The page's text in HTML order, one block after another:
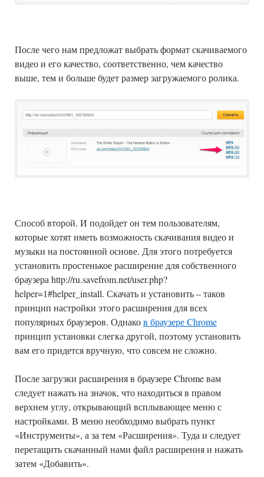
После чего нам предложат выбрать формат скачиваемого
видео и его качество, соответственно, чем качество
выше, тем и больше будет размер загружаемого ролика.
Способ второй. И подойдет он тем пользователям,
которые хотят иметь возможность скачивания видео и
музыки на постоянной основе. Для этого потребуется
установить простенькое расширение для собственного
браузера http://ru.savefrom.net/user.php?
helper=1#helper_install. Скачать и установить – таков
принцип настройки этого расширения для всех
популярных браузеров. Однаков браузере Chrome
принцип установки слегка другой, поэтому установить
вам его придется вручную, что совсем не сложно.
После загрузки расширения в браузере Chrome вам
следует нажать на значок, что находиться в правом
верхнем углу, открывающий всплывающее меню с
настройками. В меню необходимо выбрать пункт
«Инструменты», а за тем «Расширения». Туда и следует
перетащить скачанный нами файл расширения и нажать
затем «Добавить».